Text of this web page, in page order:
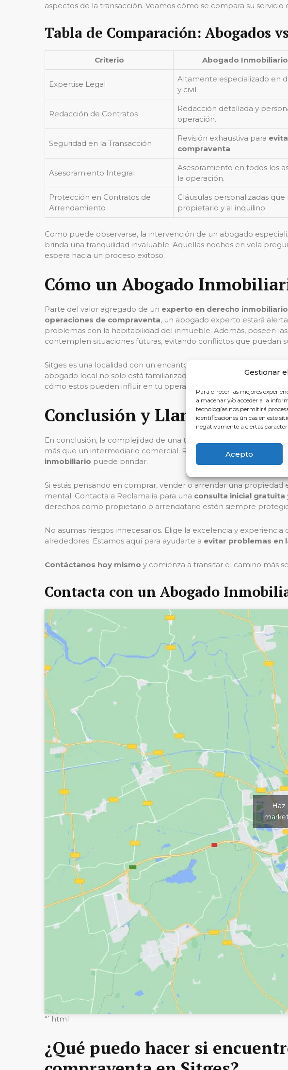
Gestionar
Para ofrecer las mejores
almacenar y/o acceder a la
tecnologías nos permitirá
identificaciones únicas en este
negativamente a ciertas
Acepto
aspectos de la transacción. Veamos cómo se compara su
Tabla de Comparación: Abogados
Criterio Abogado Inmobiliario
Expertise Legal
Altamente especializado en
y civil.
Redacción de Contratos
Redacción detallada y
operación.
Seguridad en la Transacción
Revisión exhaustiva para
compraventa.
Asesoramiento Integral
Asesoramiento en todos los
la operación.
Protección en Contratos de
Arrendamiento
Cláusulas personalizadas
propietario y al inquilino.
Como puede observarse, la intervención de un abogado
brinda una tranquilidad invaluable. Aquellas noches en vela
espera hacia un proceso exitoso.
Cómo un Abogado
Parte del valor agregado de un experto en derecho inmobiliario
operaciones de compraventa, un abogado experto estará
problemas con la habitabilidad del inmueble. Además, poseen
contemplen situaciones futuras, evitando conflictos que puedan
Sitges es una localidad con un encanto inigualable, pero con
abogado local no solo está familiarizado con esa
cómo estos pueden influir en tu operación inmobiliaria.
Conclusión y Llamado a la
En conclusión, la complejidad de una transacción inmobiliaria en
más que un intermediario comercial. Reclamalia ofrece esa
inmobiliario puede brindar.
Si estás pensando en comprar, vender o arrendar una
mental. Contacta a Reclamalia para una consulta inicial gratuita
derechos como propietario o arrendatario estén siempre
No asumas riesgos innecesarios. Elige la excelencia y
alrededores. Estamos aquí para ayudarte a evitar problemas en
Contáctanos hoy mismo y comienza a transitar el camino más
Contacta con un Abogado
Haz
“`html
¿Qué puedo hacer si